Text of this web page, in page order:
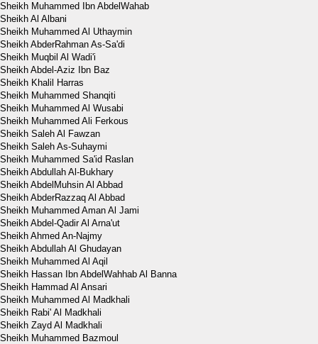
Sheikh Muhammed Ibn AbdelWahab
Sheikh Al Albani
Sheikh Muhammed Al Uthaymin
Sheikh AbderRahman As-Sa'di
Sheikh Muqbil Al Wadi'i
Sheikh Abdel-Aziz Ibn Baz
Sheikh Khalil Harras
Sheikh Muhammed Shanqiti
Sheikh Muhammed Al Wusabi
Sheikh Muhammed Ali Ferkous
Sheikh Saleh Al Fawzan
Sheikh Saleh As-Suhaymi
Sheikh Muhammed Sa'id Raslan
Sheikh Abdullah Al-Bukhary
Sheikh AbdelMuhsin Al Abbad
Sheikh AbderRazzaq Al Abbad
Sheikh Muhammed Aman Al Jami
Sheikh Abdel-Qadir Al Arna'ut
Sheikh Ahmed An-Najmy
Sheikh Abdullah Al Ghudayan
Sheikh Muhammed Al Aqil
Sheikh Hassan Ibn AbdelWahhab Al Banna
Sheikh Hammad Al Ansari
Sheikh Muhammed Al Madkhali
Sheikh Rabi' Al Madkhali
Sheikh Zayd Al Madkhali
Sheikh Muhammed Bazmoul